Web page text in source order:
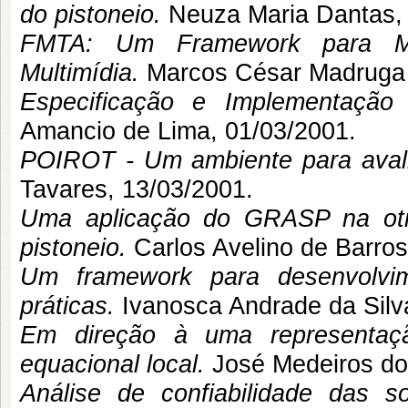
do pistoneio. Neuza Maria Dantas
FMTA: Um Framework para
Multimídia. Marcos César
Especificação e
Amancio de Lima, 01/03/2001.
POIROT - Um ambiente para
Tavares, 13/03/2001.
Uma aplicação do GRASP na
pistoneio. Carlos Avelino de Barros
Um framework para
práticas. Ivanosca Andrade da
Em direção à uma
equacional local. José Medeiros
Análise de confiabilidade das